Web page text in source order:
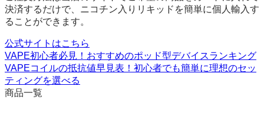
決済するだけで、ニコチン入りリキッドを簡単に個人輸入す
ることができます。
公式サイトはこちら
VAPE初心者必見！おすすめのポッド型デバイスランキング
VAPEコイルの抵抗値早見表！初心者でも簡単に理想のセッ
ティングを選べる
商品一覧